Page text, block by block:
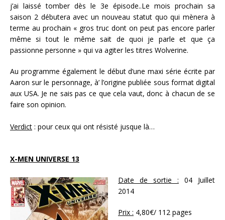
j’ai laissé tomber dès le 3e épisode..Le mois prochain sa
saison 2 débutera avec un nouveau statut quo qui mènera à
terme au prochain « gros truc dont on peut pas encore parler
même si tout le même sait de quoi je parle et que ça
passionne personne » qui va agiter les titres Wolverine.
Au programme également le début d’une maxi série écrite par
Aaron sur le personnage, à’ l’origine publiée sous format digital
aux USA. Je ne sais pas ce que cela vaut, donc à chacun de se
faire son opinion.
Verdict : pour ceux qui ont résisté jusque là…
X-MEN UNIVERSE 13
Date de sortie : 04 Juillet
2014
Prix : 4,80€/ 112 pages